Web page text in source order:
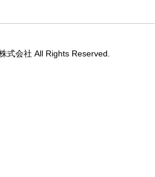
式会社 All Rights Reserved.